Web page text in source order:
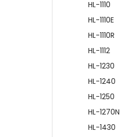
HL-1110
HL-1110E
HL-1110R
HL-1112
HL-1230
HL-1240
HL-1250
HL-1270N
HL-1430